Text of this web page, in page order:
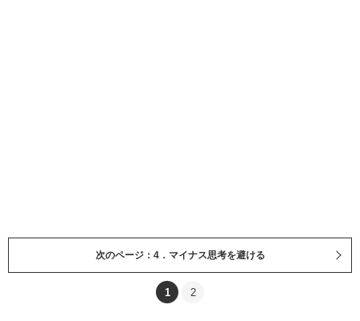
次のページ：4．マイナス思考を避ける
1 2